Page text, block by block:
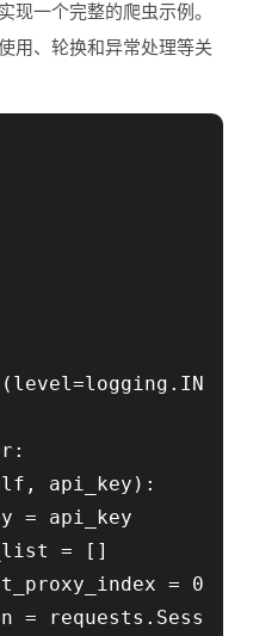
现一个完整的爬虫示例。
用、轮换和异常处理等关
api_key):
= api_key
= []
= 0
=